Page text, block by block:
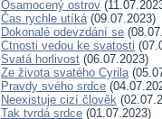
Osamocený ostrov
Čas rychle utíká(09.07.2023)
Dokonalé odevzdání se
Ctnosti vedou ke svatosti
Svatá horlivost (06.07.2023)
Ze života svatého Cyrila
Pravdy svého srdce
Neexistuje cizí člověk
Tak tvrdá srdce (01.07.2023)